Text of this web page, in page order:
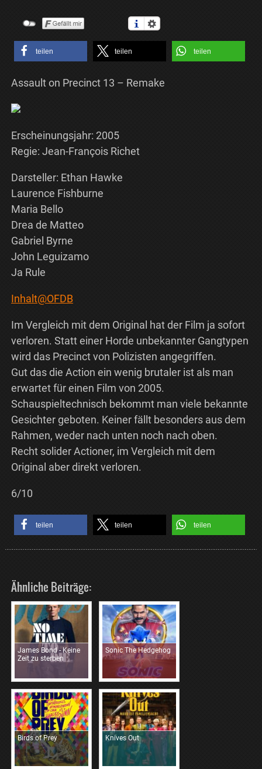
teilen teilen teilen
Assault on Precinct 13 – Remake
Erscheinungsjahr: 2005
Regie: Jean-François Richet
Darsteller: Ethan Hawke
Laurence Fishburne
Maria Bello
Drea de Matteo
Gabriel Byrne
John Leguizamo
Ja Rule
Inhalt@OFDB
Im Vergleich mit dem Original hat der Film ja sofort
verloren. Statt einer Horde unbekannter Gangtypen
wird das Precinct von Polizisten angegriffen.
Gut das die Action ein wenig brutaler ist als man
erwartet für einen Film von 2005.
Schauspieltechnisch bekommt man viele bekannte
Gesichter geboten. Keiner fällt besonders aus dem
Rahmen, weder nach unten noch nach oben.
Recht solider Actioner, im Vergleich mit dem
Original aber direkt verloren.
6/10
teilen teilen teilen
Ähnliche Beiträge:
James Bond - Keine
Zeit zu sterben
Sonic The Hedgehog
Birds of Prey Knives Out